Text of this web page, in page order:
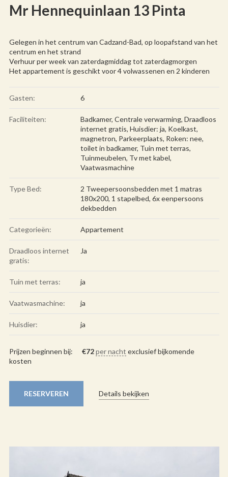
Mr Hennequinlaan 13 Pinta
Gelegen in het centrum van Cadzand-Bad, op loopafstand van het
centrum en het strand
Verhuur per week van zaterdagmiddag tot zaterdagmorgen
Het appartement is geschikt voor 4 volwassenen en 2 kinderen
Gasten: 6
Faciliteiten: Badkamer, Centrale verwarming, Draadloos
internet gratis, Huisdier: ja, Koelkast,
magnetron, Parkeerplaats, Roken: nee,
toilet in badkamer, Tuin met terras,
Tuinmeubelen, Tv met kabel,
Vaatwasmachine
Type Bed:
2 Tweepersoonsbedden met 1 matras
180x200, 1 stapelbed, 6x eenpersoons
dekbedden
Categorieën: Appartement
Draadloos internet
gratis:
Ja
Tuin met terras: ja
Vaatwasmachine: ja
Huisdier: ja
Prijzen beginnen bij: €72 per nacht exclusief bijkomende
kosten
Details bekijken
RESERVEREN